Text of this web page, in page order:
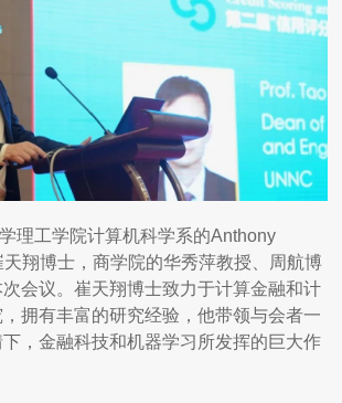
理工学院计算机科学系的Anthony
翔博士，商学院的华秀萍教授、周航博
会议。崔天翔博士致力于计算金融和计
拥有丰富的研究经验，他带领与会者一
，金融科技和机器学习所发挥的巨大作